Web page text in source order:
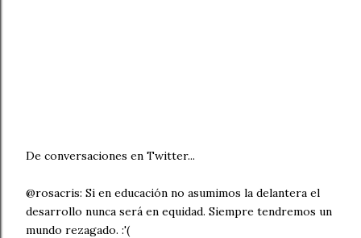
De conversaciones en Twitter...
@rosacris: Si en educación no asumimos la delantera el
desarrollo nunca será en equidad. Siempre tendremos un
mundo rezagado. :'(